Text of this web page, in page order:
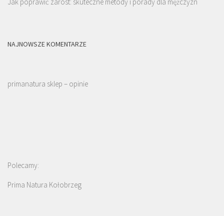
Jak poprawić zarost: skuteczne metody i porady dla mężczyzn
NAJNOWSZE KOMENTARZE
primanatura sklep – opinie
Polecamy:
Prima Natura Kołobrzeg